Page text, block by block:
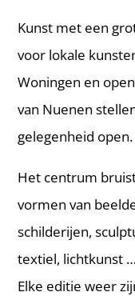
Kunst met een
voor lokale
Woningen en
van Nuenen
gelegenheid open.
Het centrum
vormen van
schilderijen,
textiel, lichtkunst …
Elke editie weer